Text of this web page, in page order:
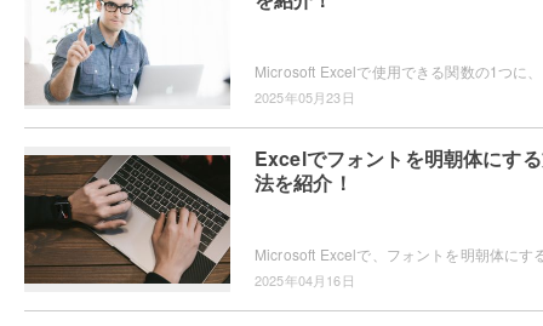
2025年05月23日
Excelでフォントを明朝体にす
法を紹介！
2025年04月16日